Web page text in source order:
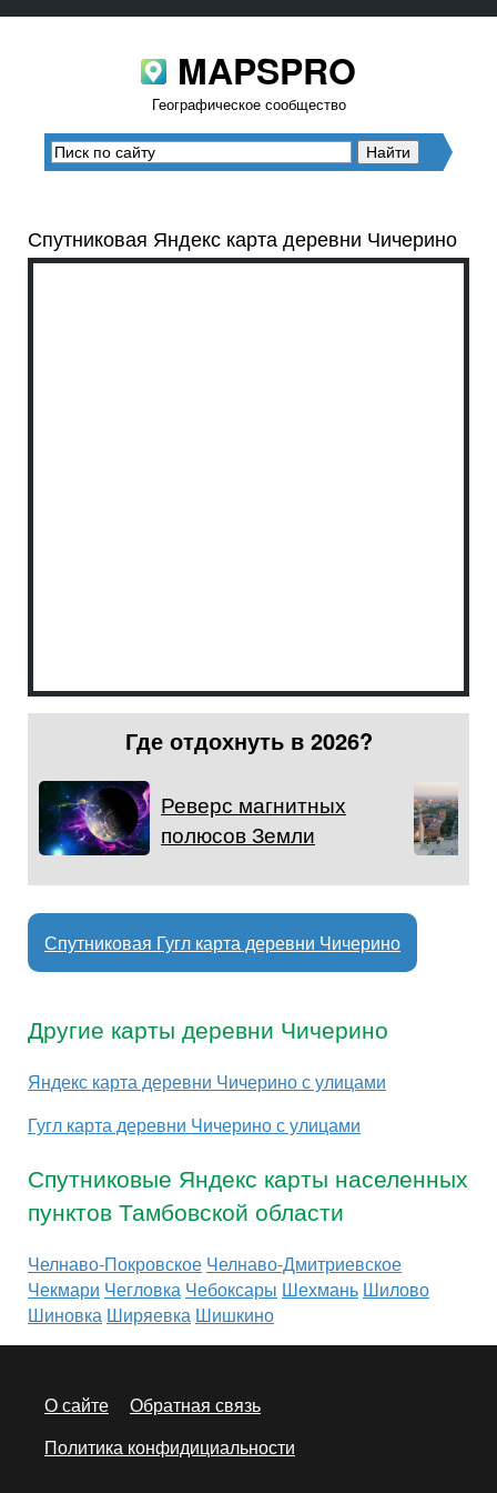
MAPSPRO
Географическое сообщество
Спутниковая Яндекс карта деревни Чичерино
Где отдохнуть в 2026?
Реверс магнитных
полюсов Земли
Спутниковая Гугл карта деревни Чичерино
Другие карты деревни Чичерино
Яндекс карта деревни Чичерино с улицами
Гугл карта деревни Чичерино с улицами
Спутниковые Яндекс карты населенных
пунктов Тамбовской области
Челнаво-Покровское Челнаво-Дмитриевское
Чекмари Чегловка Чебоксары Шехмань Шилово
Шиновка Ширяевка Шишкино
О сайте
Обратная связь
Политика конфидициальности